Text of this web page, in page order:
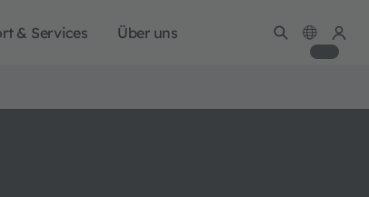
& Services Über uns